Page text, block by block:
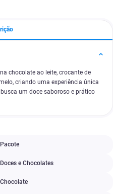
chocolate ao leite, crocante de
criando uma experiência única
um doce saboroso e prático
Pacote
Doces e Chocolates
Chocolate